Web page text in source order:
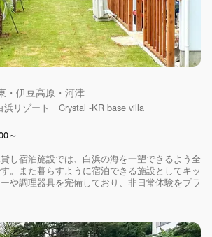
・伊豆高原・河津
浜リゾート Crystal -KR base villa
～
し宿泊施設では、白浜の海を一望できるよう全
。また暮らすように宿泊できる施設としてキッ
や調理器具を完備しており、非日常体験をプラ